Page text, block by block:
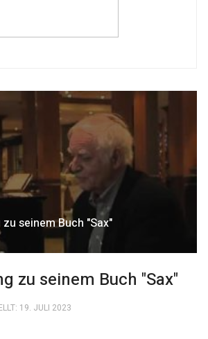
seinem Buch "Sax"
zu seinem Buch "Sax"
19. JULI 2023